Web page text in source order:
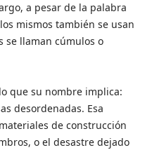
a pesar de la palabra
mismos también se usan
se llaman cúmulos o
que su nombre implica:
desordenadas. Esa
de construcción
o el desastre dejado